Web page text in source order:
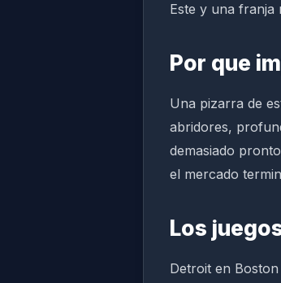
Este y una franja
Por que
Una pizarra de
abridores,
demasiado
el mercado
Los
Detroit en